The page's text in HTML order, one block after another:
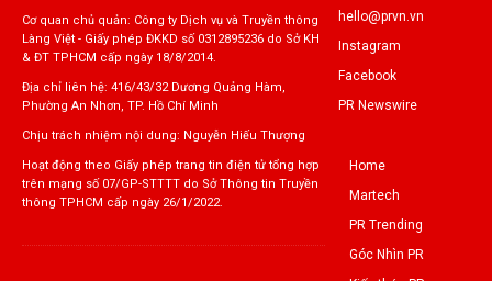
Cơ quan chủ quản: Công ty Dịch vụ và Truyền thông
Làng Việt - Giấy phép ĐKKD số 0312895236 do Sở KH
& ĐT TPHCM cấp ngày 18/8/2014.
Địa chỉ liên hệ: 416/43/32 Dương Quảng Hàm,
Phường An Nhơn, TP. Hồ Chí Minh
Chịu trách nhiệm nội dung: Nguyễn Hiếu Thượng
Hoạt động theo Giấy phép trang tin điện tử tổng hợp
trên mạng số 07/GP-STTTT do Sở Thông tin Truyền
thông TPHCM cấp ngày 26/1/2022.
hello@prvn.vn
Instagram
Facebook
PR Newswire
Home
Martech
PR Trending
Góc Nhìn PR